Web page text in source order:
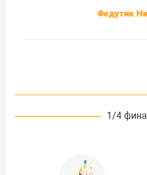
Федутик
1/4